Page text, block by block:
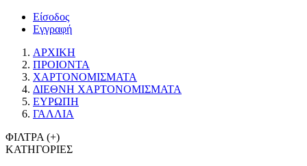
Είσοδος
Εγγραφή
ΑΡΧΙΚΗ
ΠΡΟΙΟΝΤΑ
ΧΑΡΤΟΝΟΜΙΣΜΑΤΑ
ΔΙΕΘΝΗ ΧΑΡΤΟΝΟΜΙΣΜΑΤΑ
ΕΥΡΩΠΗ
ΓΑΛΛΙΑ
ΦΙΛΤΡΑ (+)
ΚΑΤΗΓΟΡΙΕΣ